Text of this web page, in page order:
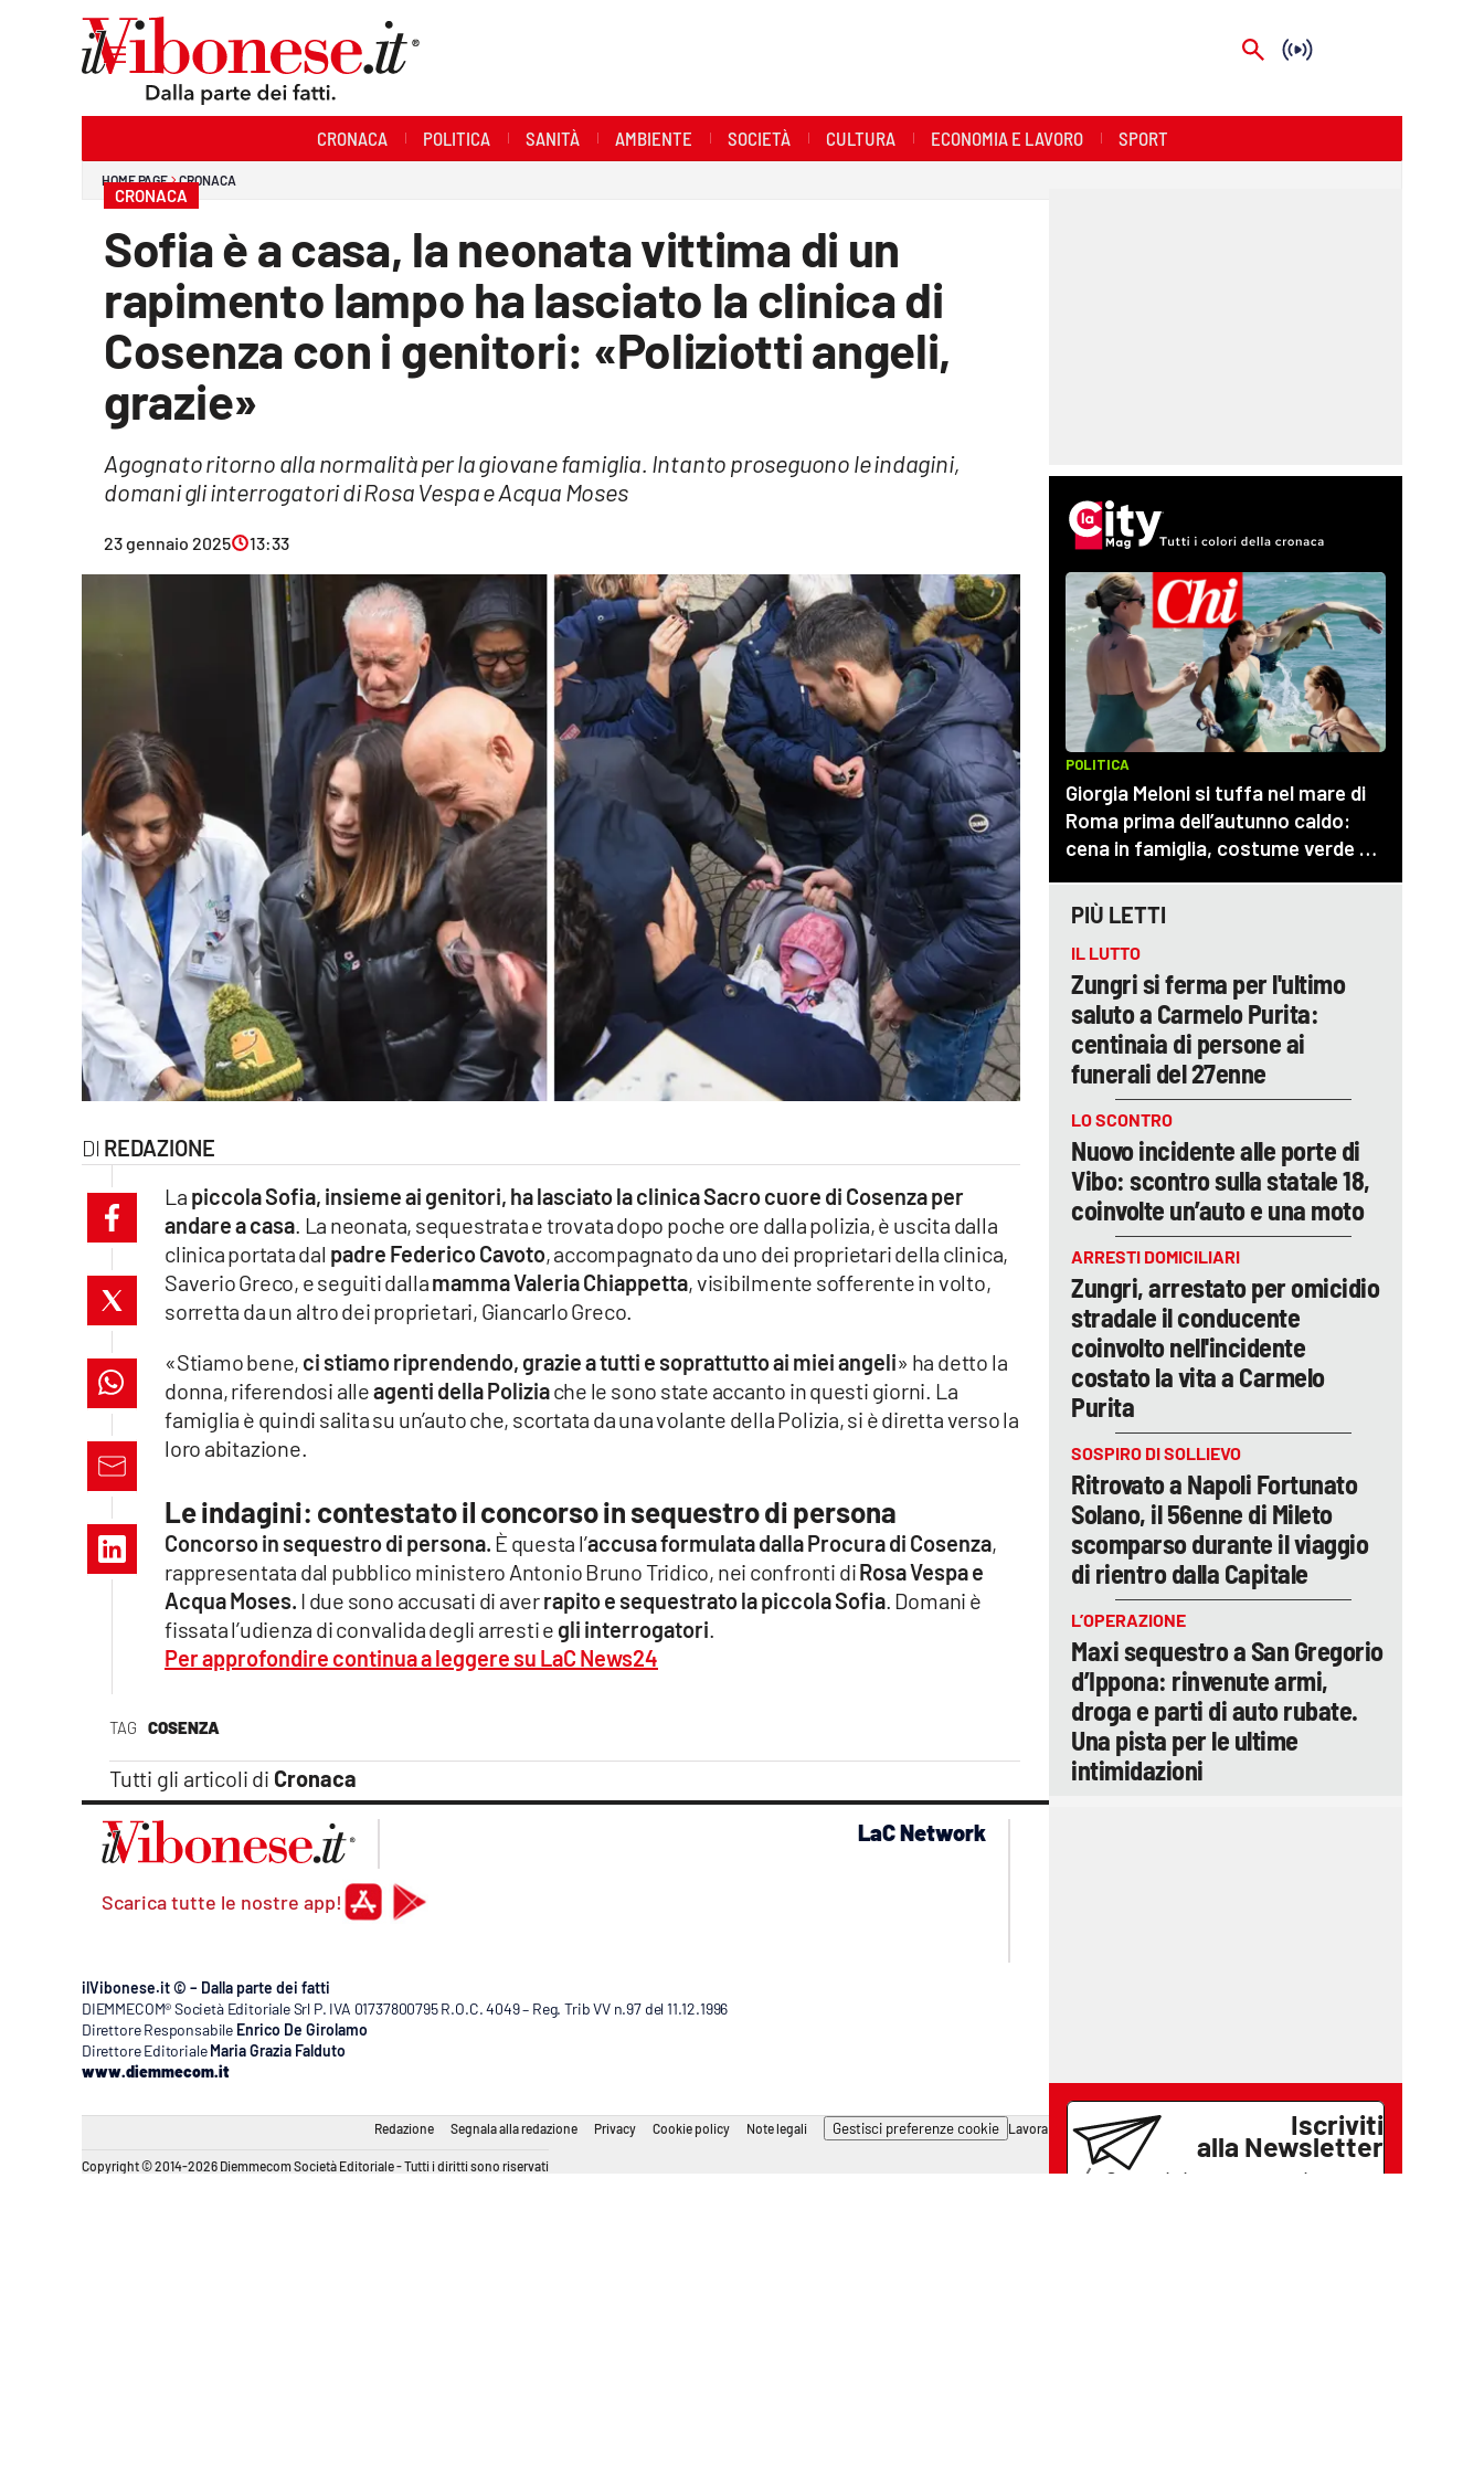
Economia e Lavoro
lacitymag.it
catanzarochannel.it
lacapitalenews.it
Vai
CRONACA POLITICA SANITÀ AMBIENTE SOCIETÀ CULTURA ECONOMIA E LAVORO SPORT
HOME PAGE CRONACA
CRONACA
Sofia è a casa, la neonata vittima di un
rapimento lampo ha lasciato la clinica di
Cosenza con i genitori: «Poliziotti angeli,
grazie»
Agognato ritorno alla normalità per la giovane famiglia. Intanto proseguono le indagini,
domani gli interrogatori di Rosa Vespa e Acqua Moses
23 gennaio 2025 13:33
REDAZIONE
TAG COSENZA
Tutti gli articoli di Cronaca
La piccola Sofia, insieme ai genitori, ha lasciato la clinica Sacro cuore di Cosenza per
andare a casa. La neonata, sequestrata e trovata dopo poche ore dalla polizia, è uscita dalla
clinica portata dal padre Federico Cavoto, accompagnato da uno dei proprietari della clinica,
Saverio Greco, e seguiti dallamamma Valeria Chiappetta, visibilmente sofferente in volto,
sorretta da un altro dei proprietari, Giancarlo Greco.
«Stiamo bene, ci stiamo riprendendo, grazie a tutti e soprattutto ai miei angeli» ha detto la
donna, riferendosi alleagenti della Poliziache le sono state accanto in questi giorni. La
famiglia è quindi salita su un’auto che, scortata da una volante della Polizia, si è diretta verso la
loro abitazione.
Le indagini: contestato il concorso in sequestro di persona
Concorso in sequestro di persona. È questa l’accusa formulata dalla Procura di Cosenza,
rappresentata dal pubblico ministero Antonio Bruno Tridico, nei confronti diRosa Vespa e
Acqua Moses. I due sono accusati di averrapito e sequestrato la piccola Sofia. Domani è
fissata l’udienza di convalida degli arresti e gli interrogatori.
Per approfondire continua a leggere su LaC News24
PIÙ LETTI
IL LUTTO
Zungri si ferma per l'ultimo
saluto a Carmelo Purita:
centinaia di persone ai
funerali del 27enne
LO SCONTRO
Nuovo incidente alle porte di
Vibo: scontro sulla statale 18,
coinvolte un’auto e una moto
ARRESTI DOMICILIARI
Zungri, arrestato per omicidio
stradale il conducente
coinvolto nell'incidente
costato la vita a Carmelo
Purita
SOSPIRO DI SOLLIEVO
Ritrovato a Napoli Fortunato
Solano, il 56enne di Mileto
scomparso durante il viaggio
di rientro dalla Capitale
L’OPERAZIONE
Maxi sequestro a San Gregorio
d’Ippona: rinvenute armi,
droga e parti di auto rubate.
Una pista per le ultime
intimidazioni
Iscriviti
alla Newsletter
Se vuoi ricevere gratuitamente
Scarica tutte le nostre app!
LaC Network
ilVibonese.it © – Dalla parte dei fatti
DIEMMECOM® Società Editoriale Srl P. IVA 01737800795 R.O.C. 4049 – Reg. Trib VV n.97 del 11.12.1996
Direttore Responsabile Enrico De Girolamo
Direttore Editoriale Maria Grazia Falduto
www.diemmecom.it
Redazione Segnala alla redazione Privacy Cookie policy Note legali Gestisci preferenze cookie Lavora con noi
Copyright © 2014-2026 Diemmecom Società Editoriale - Tutti i diritti sono riservati